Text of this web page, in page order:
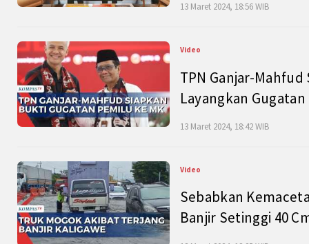
13 Maret 2024, 18:56 WIB
Video
TPN Ganjar-
Layangkan
13 Maret 2024, 18:42 WIB
Video
Sebabkan
Banjir Setinggi 40